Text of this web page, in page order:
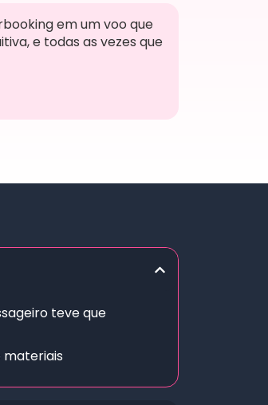
em um voo que
e todas as vezes que
teve que
materiais